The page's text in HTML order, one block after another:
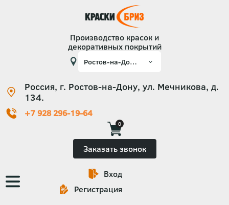
Производство красок и
декоративных покрытий
Россия, г. Ростов-на-Дону, ул. Мечникова, д.
134.
+7 928 296-19-64
0
Заказать звонок
Основная
навигация
Вход
Регистрация